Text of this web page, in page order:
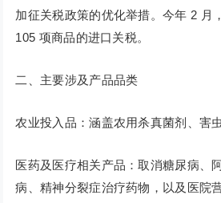
加征关税政策的优化举措。今年 2 月
105 项商品的进口关税。
二、主要涉及产品品类
农业投入品：涵盖农用杀真菌剂、害
医药及医疗相关产品：取消糖尿病、
病、精神分裂症治疗药物，以及医院